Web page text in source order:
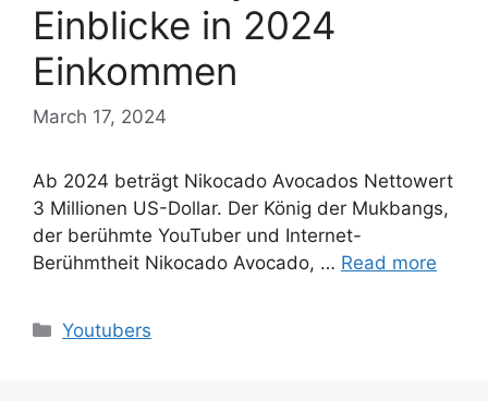
Einblicke in 2024
Einkommen
March 17, 2024
Ab 2024 beträgt Nikocado Avocados Nettowert
3 Millionen US-Dollar. Der König der Mukbangs,
der berühmte YouTuber und Internet-
Berühmtheit Nikocado Avocado, … Read more
Categories
Youtubers